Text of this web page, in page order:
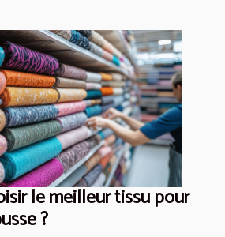
le meilleur tissu pour
?